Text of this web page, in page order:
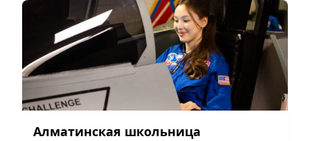
Алматинская школьница